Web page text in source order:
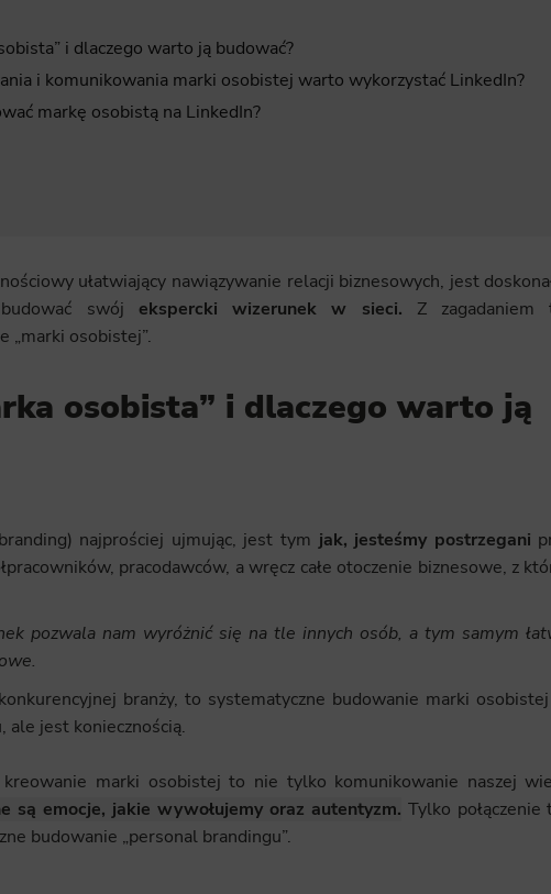
i dlaczego warto ją budować?
i komunikowania marki osobistej warto wykorzystać LinkedIn?
markę osobistą na LinkedIn?
ułatwiający nawiązywanie relacji biznesowych, jest
swój ekspercki wizerunek w sieci. Z zagadaniem
„marki osobistej”.
osobista” i dlaczego warto ją
najprościej ujmując, jest tym jak, jesteśmy postrzegani
pracodawców, a wręcz całe otoczenie biznesowe, z
pozwala nam wyróżnić się na tle innych osób, a tym samym
branży, to systematyczne budowanie marki
ale jest koniecznością.
marki osobistej to nie tylko komunikowanie naszej
są emocje, jakie wywołujemy oraz autentyzm. Tylko połączenie
budowanie „personal brandingu”.